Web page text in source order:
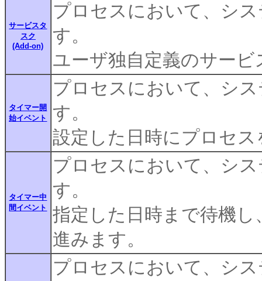
サービスタ
スク
(Add-on)
プロセスにおいて、シ
す。
ユーザ独自定義のサー
タイマー開
始イベント
プロセスにおいて、シ
す。
設定した日時にプロセ
タイマー中
間イベント
プロセスにおいて、シ
す。
指定した日時まで待機
進みます。
プロセスにおいて、シ